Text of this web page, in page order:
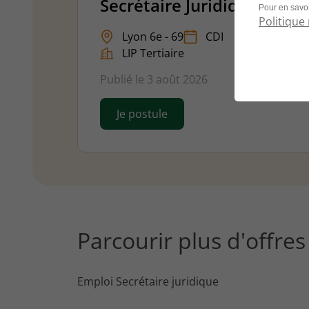
Secrétaire Juridique H/F
Lyon 6e - 69
CDI
LIP Tertiaire
Publié le 3 août 2026
Je postule
Parcourir plus
Emploi Secrétaire juridique
Pour en
Politique